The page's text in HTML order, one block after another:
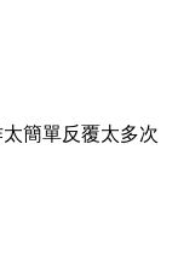
簡單反覆太多次